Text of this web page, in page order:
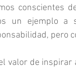
conscientes
un ejemplo
pero
valor de inspirar